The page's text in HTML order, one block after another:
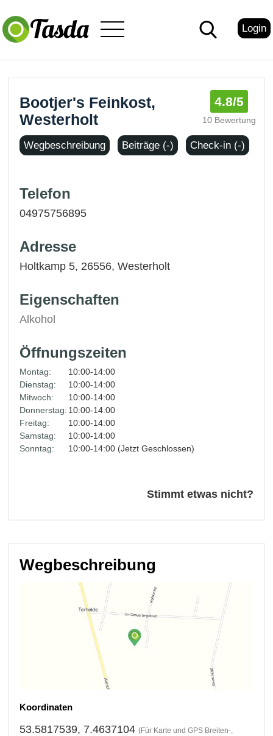
Login
Bootjer's Feinkost,
Westerholt
4.8/5
10 Bewertung
Wegbeschreibung Beiträge (-) Check-in (-)
Telefon
04975756895
Adresse
Holtkamp 5, 26556,Westerholt
Eigenschaften
Alkohol
Öffnungszeiten
Montag:
10:00-14:00
Dienstag:
10:00-14:00
Mitwoch:
10:00-14:00
Donnerstag: 10:00-14:00
Freitag:
10:00-14:00
Samstag:
10:00-14:00
Sonntag:
10:00-14:00 (Jetzt Geschlossen)
Stimmt etwas nicht?
Wegbeschreibung
Koordinaten
53.5817539, 7.4637104 (Für Karte und GPS Breiten-,